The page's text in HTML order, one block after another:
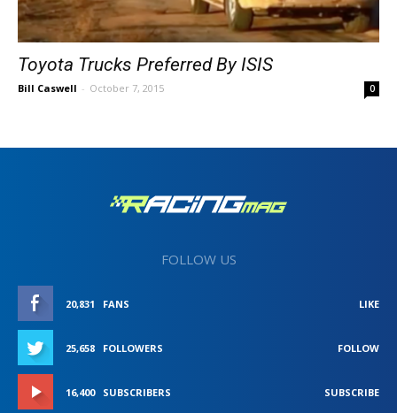
Toyota Trucks Preferred By ISIS
Bill Caswell - October 7, 2015 0
FOLLOW US
20,831 FANS LIKE
25,658 FOLLOWERS FOLLOW
16,400 SUBSCRIBERS SUBSCRIBE